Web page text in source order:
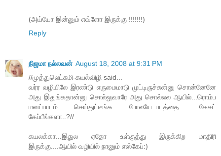
(அய்யோ இன்னும் எவ்ளோ இருக்கு !!!!!!!)
Reply
நிஜமா நல்லவன் August 18, 2008 at 9:31 PM
//முத்துலெட்சுமி-கயல்விழி said...
வர்ர வழியிலே இரண்டு எருமைமாடு முட்டிருச்சுன்னு சொன்னேனே
அது இதுங்கதான்னு சொல்லுவாரே அது சொல்லல ஆயில்...ரொம்ப
மனப்பாடம் செய்துட்டீங்க போலயே..படத்தை.. கேசட்
கேப்பீங்களா..?//
கயலக்கா...இதுல ஏதோ உள்குத்து இருக்கிற மாதிரி
இருக்கு....ஆயில் வழியில் நானும் எஸ்கேப்:)